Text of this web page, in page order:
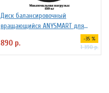
Диск балансировочный
вращающийся ANYSMART для
890 р. -35 %
1 390 р.